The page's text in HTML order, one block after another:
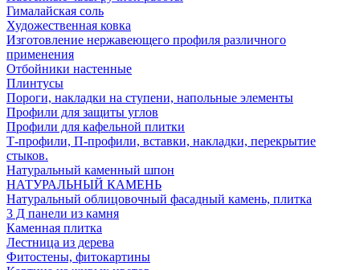
Гималайская соль
Художественная ковка
Изготовление нержавеющего профиля различного
применения
Отбойники настенные
Плинтусы
Пороги, накладки на ступени, напольные элементы
Профили для защиты углов
Профили для кафельной плитки
Т-профили, П-профили, вставки, накладки, перекрытие
стыков.
Натуральный каменный шпон
НАТУРАЛЬНЫЙ КАМЕНЬ
Натуральный облицовочный фасадный камень, плитка
3 Д панели из камня
Каменная плитка
Лестница из дерева
Фитостены, фитокартины